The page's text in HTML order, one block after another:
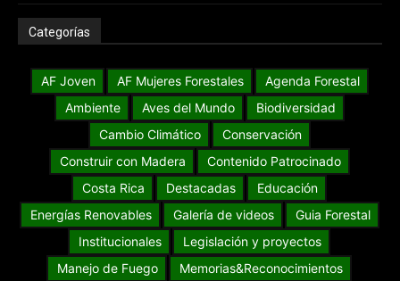
Categorías
AF Joven AF Mujeres Forestales
Agenda Forestal
Ambiente
Aves del Mundo
Biodiversidad
Cambio Climático
Conservación
Construir con Madera
Contenido Patrocinado
Costa Rica
Destacadas
Educación
Energías Renovables
Galería de videos
Guia Forestal
Institucionales
Legislación y proyectos
Manejo de Fuego
Memorias&Reconocimientos